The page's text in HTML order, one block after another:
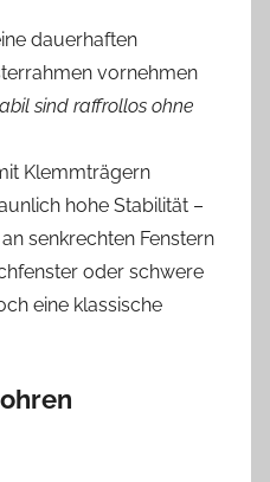
dauerhaften
vornehmen
sind raffrollos ohne
Klemmträgern
hohe Stabilität –
senkrechten Fenstern
oder schwere
eine klassische